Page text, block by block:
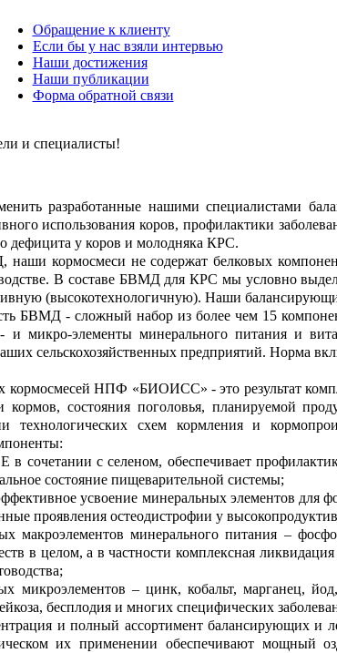
Обращение к клиенту
Если бы у нас взяли интервью
Наши достижения
Наши публикации
Форма обратной связи
и специалисты!
разработанные нашими специалистами
использования коров, профилактики
дефицита у коров и молодняка КРС.
кормосмеси не содержат белковых
В составе БВМД для КРС мы условно
(высокотехнологичную). Наши
БВМД - сложный набор из более чем 15
и микро-элементы минерального питания и
сельскохозяйственных предприятий. Норма
НПФ «БИОИСС» - это результат
кормов, состояния поголовья, планируемой
технологических схем кормления и
сочетании с селеном, обеспечивает
состояние пищеварительной системы;
усвоение минеральных элементов для
проявления остеодистрофии у
макроэлементов минерального питания –
в целом, а в частности комплексная
микроэлементов – цинк, кобальт, марганец,
бесплодия и многих специфических
и полный ассортимент балансирующих и
их применении обеспечивают мощный